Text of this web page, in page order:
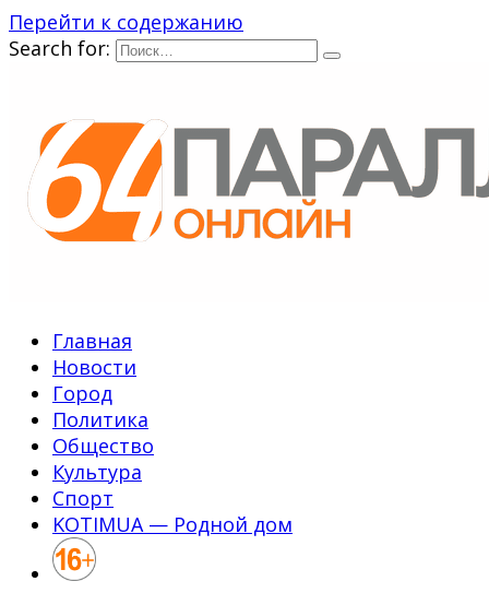
Перейти к содержанию
Search for:
Главная
Новости
Город
Политика
Общество
Культура
Спорт
KOTIMUA — Родной дом